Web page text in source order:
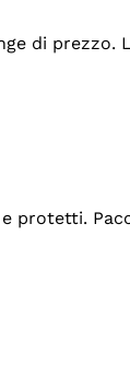
di prezzo.
protetti.